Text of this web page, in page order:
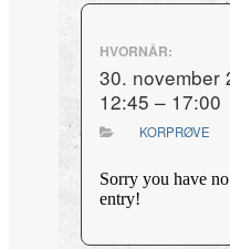
HVORNÅR:
30. november
12:45 – 17:00
KORPRØVE
Sorry you have
entry!